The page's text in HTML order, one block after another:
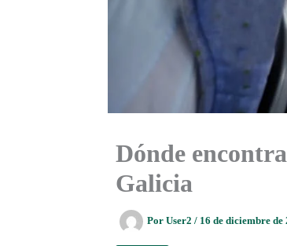
Dónde
Galicia
Por User2 / 16 de diciembre de